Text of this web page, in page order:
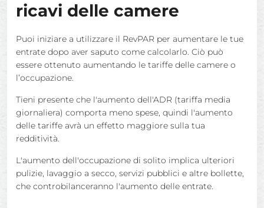
ricavi delle camere
Puoi iniziare a utilizzare il RevPAR per aumentare le tue
entrate dopo aver saputo come calcolarlo. Ciò può
essere ottenuto aumentando le tariffe delle camere o
l’occupazione.
Tieni presente che l'aumento dell'ADR (tariffa media
giornaliera) comporta meno spese, quindi l'aumento
delle tariffe avrà un effetto maggiore sulla tua
redditività.
L'aumento dell'occupazione di solito implica ulteriori
pulizie, lavaggio a secco, servizi pubblici e altre bollette,
che controbilanceranno l'aumento delle entrate.